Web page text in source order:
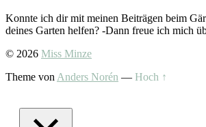
Konnte ich dir mit meinen Beiträgen beim
deines Garten helfen? -Dann freue ich mich
© 2026 Miss Minze
Theme von Anders Norén — Hoch ↑